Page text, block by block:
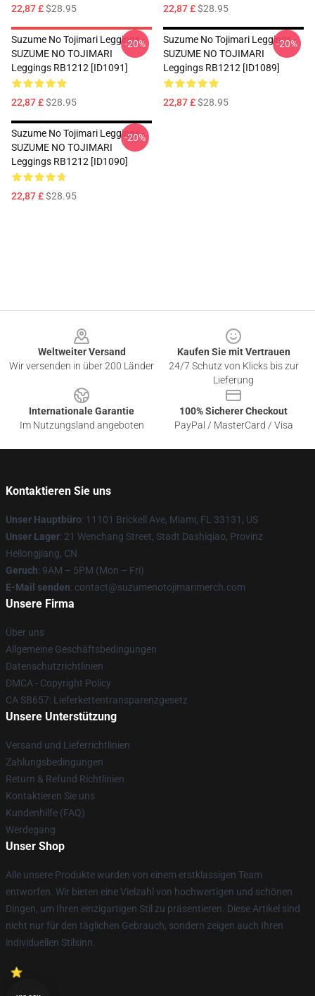
22,87 £$28.95 22,87 £$28.95
Suzume No Tojimari Leggings -
SUZUME NO TOJIMARI
Leggings RB1212 [ID1091]
22,87 £$28.95
-20%
Suzume No Tojimari Leggings -
SUZUME NO TOJIMARI
Leggings RB1212 [ID1089]
22,87 £$28.95
-20%
Suzume No Tojimari Leggings -
SUZUME NO TOJIMARI
Leggings RB1212 [ID1090]
22,87 £$28.95
-20%
Weltweiter Versand
Wir versenden in über 200 Länder
Kaufen Sie mit Vertrauen
24/7 Schutz von Klicks bis zur
Lieferung
Internationale Garantie
Im Nutzungsland angeboten
100% Sicherer Checkout
PayPal / MasterCard / Visa
Kontaktieren Sie uns
Unser Hauptbüro: 11101 Brickell Ave, Miami, FL 33131, US
Unser Lager: 21 Wenchang Street, Stadt Dashiqiao, Provinz
Heilongjiang, CN
Geruch: 9AM – 5PM (Mon – Fri)
E-Mail senden: contact@suzumenotojimarimerch.com
Unsere Firma
Über uns
Allgemeine Geschäftsbedingungen
Datenschutzrichtlinien
DMCA - Copyright Policy
CA SB657: Lieferkettentransparenzgesetz
Unsere Unterstützung
Versand und Lieferrichtlinien
Zahlungsbedingungen
Return & Refund Richtlinien
Kontaktieren Sie uns
Kundenhilfe (FAQ)
Werdegang
Unser Shop
Alle unsere Produkte wurden von einem erstklassigen Team
entworfen. Wir bieten eine Vielzahl von hochwertigen und schönen
Dingen, um Ihren einzigartigen Stil zu präsentieren. Diese Artikel sind
nicht nur für den täglichen Gebrauch, sondern zeigen auch Ihren
individuellen Stilsinn.